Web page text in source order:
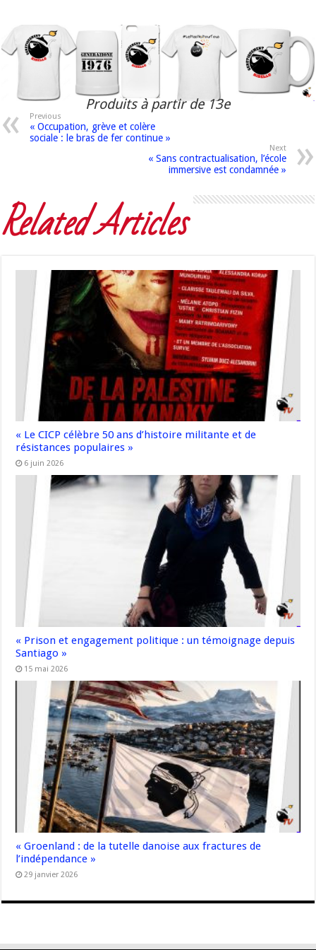
Produits à partir de 13e
Previous
« Occupation, grève et colère
sociale : le bras de fer continue »
Next
« Sans contractualisation, l’école
immersive est condamnée »
Related Articles
« Le CICP célèbre 50 ans d’histoire militante et de
résistances populaires »
6 juin 2026
« Prison et engagement politique : un témoignage depuis
Santiago »
15 mai 2026
« Groenland : de la tutelle danoise aux fractures de
l’indépendance »
29 janvier 2026